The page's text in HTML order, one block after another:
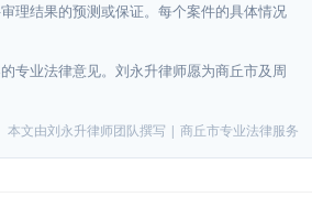
理结果的预测或保证。每个案件的具体情况
专业法律意见。刘永升律师愿为商丘市及周
本文由刘永升律师团队撰写 | 商丘市专业法律服务